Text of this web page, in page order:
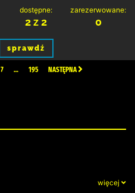
dostępne:
2 z 2
zarezerwowane:
0
sprawdź
7 … 195 NASTĘPNA
więcej